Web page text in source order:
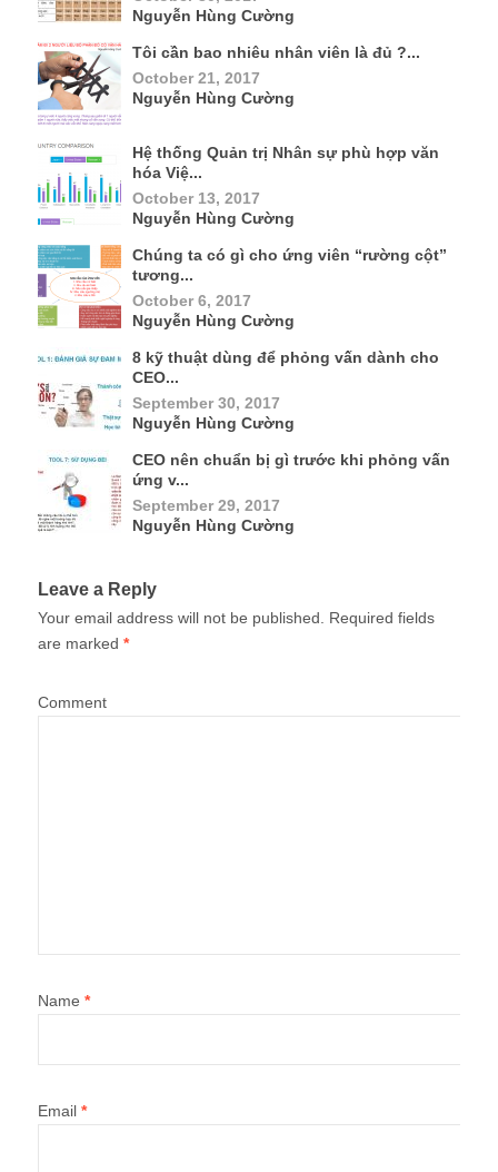
Nguyễn Hùng Cường
Tôi cần bao nhiêu nhân viên là đủ ?...
October 21, 2017
Nguyễn Hùng Cường
Hệ thống Quản trị Nhân sự phù hợp văn
hóa Việ...
October 13, 2017
Nguyễn Hùng Cường
Chúng ta có gì cho ứng viên “rường cột”
tương...
October 6, 2017
Nguyễn Hùng Cường
8 kỹ thuật dùng để phỏng vấn dành cho
CEO...
September 30, 2017
Nguyễn Hùng Cường
CEO nên chuẩn bị gì trước khi phỏng vấn
ứng v...
September 29, 2017
Nguyễn Hùng Cường
Leave a Reply
Your email address will not be published.
Required fields
are marked *
Comment
Name *
Email *